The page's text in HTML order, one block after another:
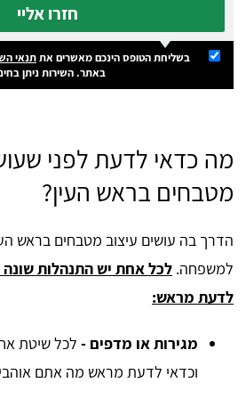
חזרו אליי
בשליחת הטופס הינכם מאשרים אתתנאי
באתר. השירות ניתן
מה כדאי לדעת לפני
מטבחים בראש העין?
הדרך בה עושים עיצוב מטבחים בראש
למשפחה. לכל אחת יש התנהלות
לדעת מראש:
מגירות או מדפים - לכל שיטת
וכדאי לדעת מראש מה אתם